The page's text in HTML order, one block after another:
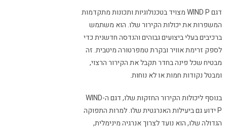
דגם WIND P מצויד בטכנולוגיות ותכונות מתקדמות
המשפרות את יכולות הקירור שלו. הוא משתמש
ברכיבים בעלי ביצועים גבוהים והנדסה חדשנית כדי
לספק זרימת אוויר ובקרת טמפרטורה מיטבית. זה
מבטיח שכל פינה בחדר תקבל את הקירור הרצוי,
ומבטל נקודות חמות או לא נוחות.
בנוסף ליכולות הקירור החזקות שלו, דגם ה-WIND
P ידוע גם ביעילות האנרגטית שלו. למרות התפוקה
הגדולה שלו, הוא נועד לצרוך אנרגיה מינימלית,